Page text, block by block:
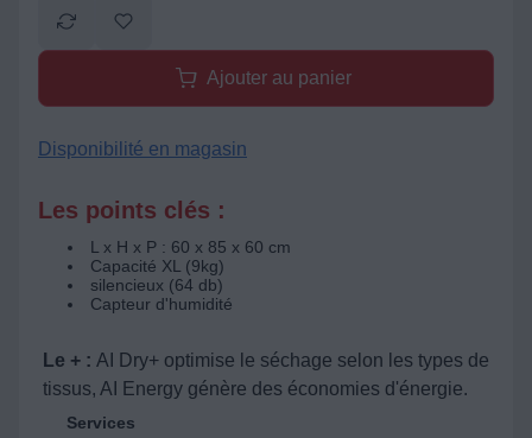
Ajouter au panier
Disponibilité en magasin
Les points clés :
L x H x P : 60 x 85 x 60 cm
Capacité XL (9kg)
silencieux (64 db)
Capteur d'humidité
Le + : AI Dry+ optimise le séchage selon les types de
tissus, AI Energy génère des économies d'énergie.
Services